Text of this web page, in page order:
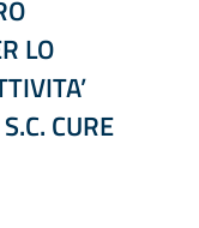
LO
CURE